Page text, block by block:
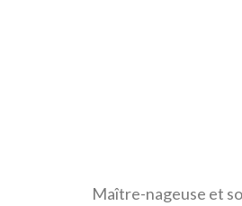
Maître-nageuse et